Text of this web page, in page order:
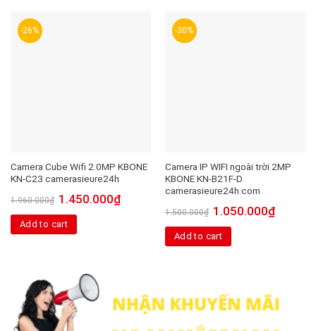
-26%
Camera Cube Wifi 2.0MP KBONE
KN-C23 camerasieure24h
1.960.000₫ 1.450.000₫
Add to cart
-30%
Camera IP WIFI ngoài trời 2MP
KBONE KN-B21F-D
camerasieure24h.com
1.500.000₫ 1.050.000₫
Add to cart